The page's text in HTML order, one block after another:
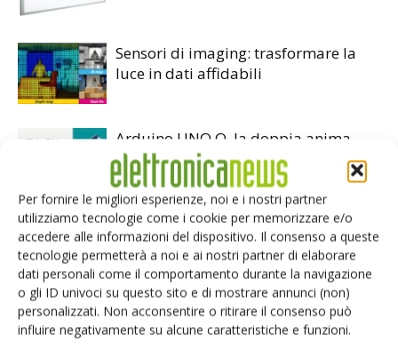
Per fornire le migliori esperienze, noi e i nostri partner
utilizziamo tecnologie come i cookie per memorizzare e/o
accedere alle informazioni del dispositivo. Il consenso a queste
tecnologie permetterà a noi e ai nostri partner di elaborare
dati personali come il comportamento durante la navigazione
o gli ID univoci su questo sito e di mostrare annunci (non)
personalizzati. Non acconsentire o ritirare il consenso può
influire negativamente su alcune caratteristiche e funzioni.
Sensori di imaging: trasformare la
luce in dati affidabili
Arduino UNO Q, la doppia anima
MPU-MCU per l’edge AI
LASCIA UN COMMENTO